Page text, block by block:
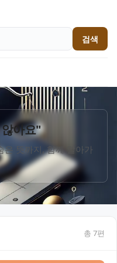
검색
아요"
은 뜻까지, 함께 알아가
총 7편